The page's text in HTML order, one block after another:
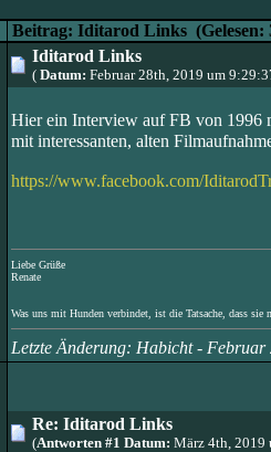
Beitrag: Iditarod Links (Gelesen:
Iditarod Links
( Datum: Februar 28th, 2019 um
Hier ein Interview auf FB von 1996
mit interessanten, alten
https://www.facebook.com/
Liebe Grüße
Renate
Was uns mit Hunden verbindet, ist die Tatsache, dass sie
Letzte Änderung: Habicht -
Re: Iditarod Links
(Antworten #1 Datum: März 4th, 2019